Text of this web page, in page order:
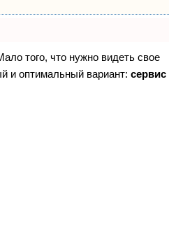
того, что нужно видеть свое
и оптимальный вариант: сервис